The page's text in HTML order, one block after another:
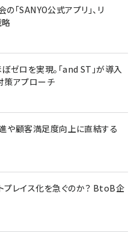
「SANYO公式アプリ」、リ
ゼロを実現。「and ST」が導入
アプローチ
や顧客満足度向上に直結する
プレイス化を急ぐのか？ BtoB企